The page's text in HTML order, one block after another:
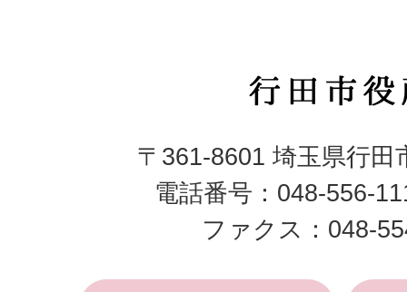
行
市
役
所
〒361-8601 埼玉県行田
電話番号：048-556-
ファクス：048-